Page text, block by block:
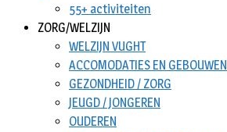
55+ activiteiten
ZORG/WELZIJN
WELZIJN VUGHT
ACCOMODATIES EN GEBOUWEN
GEZONDHEID / ZORG
JEUGD / JONGEREN
OUDEREN